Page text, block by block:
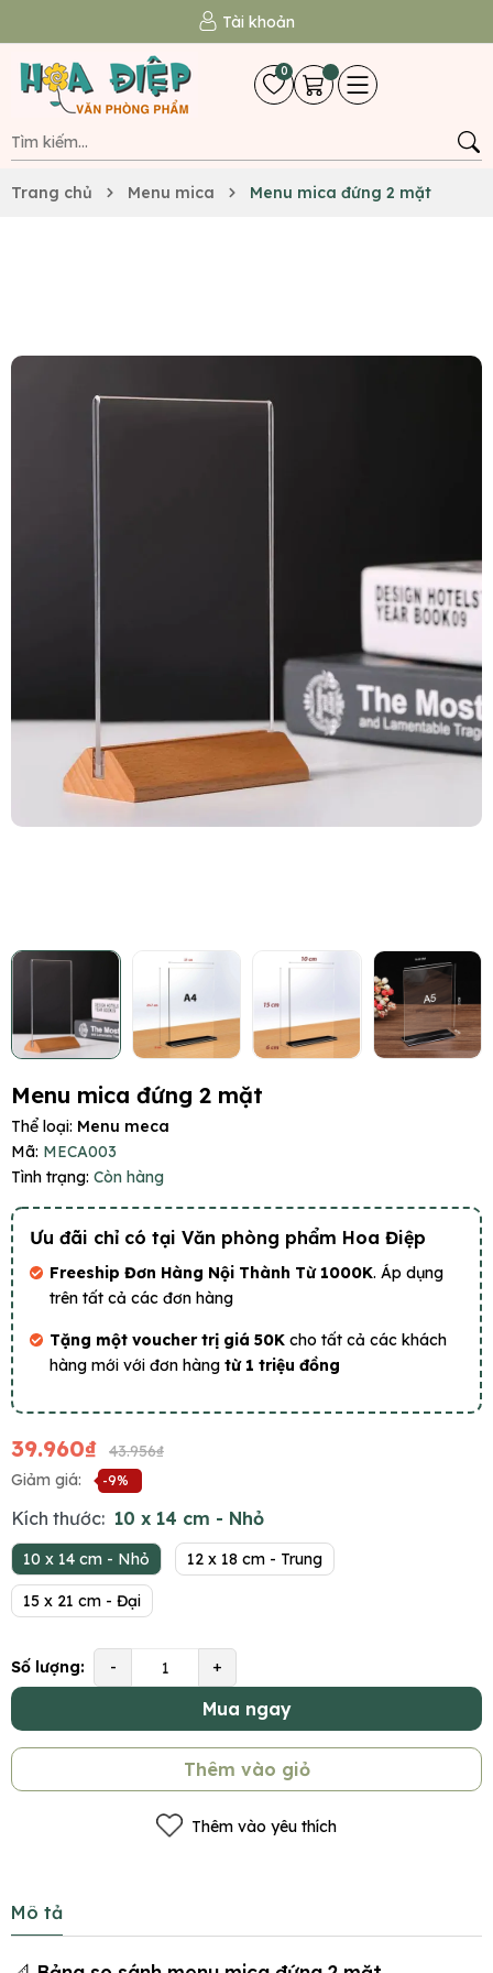
Tài khoản
0
Trang chủ Menu mica Menu mica đứng 2 mặt
Menu mica đứng 2 mặt
Thể loại: Menu meca
Mã: MECA003
Tình trạng: Còn hàng
Ưu đãi chỉ có tại Văn phòng phẩm Hoa Điệp
Freeship Đơn Hàng Nội Thành Từ 1000K. Áp dụng
trên tất cả các đơn hàng
Tặng một voucher trị giá 50K cho tất cả các khách
hàng mới với đơn hàng từ 1 triệu đồng
39.960₫
43.956₫
Giảm giá:
-9%
Kích thước: 10 x 14 cm - Nhỏ
10 x 14 cm - Nhỏ 12 x 18 cm - Trung
15 x 21 cm - Đại
Số lượng: - +
Mua ngay
Thêm vào giỏ
Thêm vào yêu thích
Mô tả